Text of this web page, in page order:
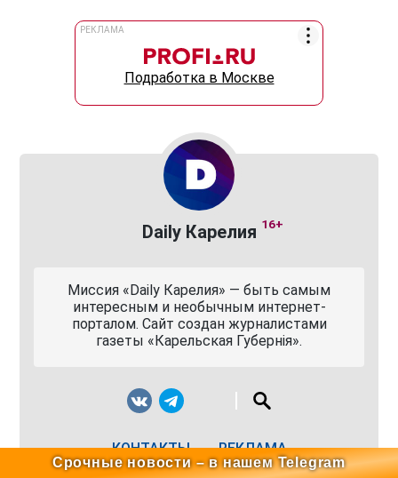
РЕКЛАМА
Подработка в Москве
Daily Карелия 16+
Миссия «Daily Карелия» — быть самым
интересным и необычным интернет-
порталом. Сайт создан журналистами
газеты «Карельская Губернiя».
КОНТАКТЫ РЕКЛАМА
Срочные новости – в нашем Telegram